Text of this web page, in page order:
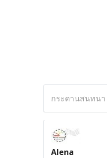
กระดานสนทนา
Alena